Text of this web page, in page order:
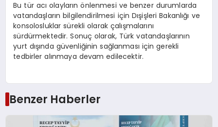
Bu tür acı olayların önlenmesi ve benzer durumlarda
vatandaşların bilgilendirilmesi için Dışişleri Bakanlığı ve
konsolosluklar sürekli olarak çalışmalarını
sürdürmektedir. Sonuç olarak, Türk vatandaşlarının
yurt dışında güvenliğinin sağlanması için gerekli
tedbirler alınmaya devam edilecektir.
Benzer Haberler